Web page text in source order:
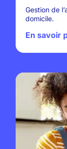
Gestion de
domicile.
En savoir